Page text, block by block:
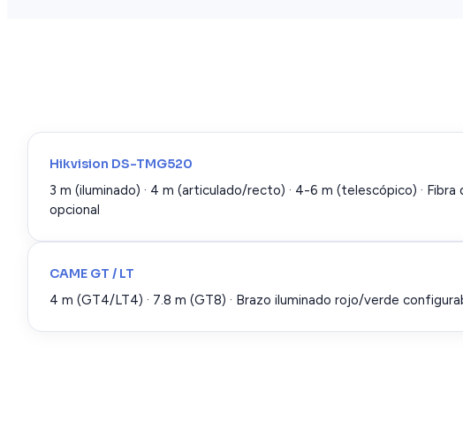
Hikvision DS-TMG520
3 m (iluminado) · 4 m (articulado/recto) · 4-6 m (telescópico) · Fibra
opcional
CAME GT / LT
4 m (GT4/LT4) · 7.8 m (GT8) · Brazo iluminado rojo/verde